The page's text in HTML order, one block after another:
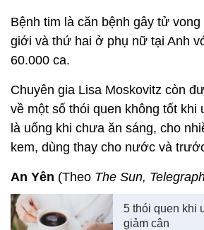
Bệnh tim là căn bệnh gây tử
giới và thứ hai ở phụ nữ tại Anh
60.000 ca.
Chuyên gia Lisa Moskovitz còn
về một số thói quen không tốt khi
là uống khi chưa ăn sáng, cho
kem, dùng thay cho nước và
An Yên (Theo The Sun,
5 thói quen khi
giảm cân